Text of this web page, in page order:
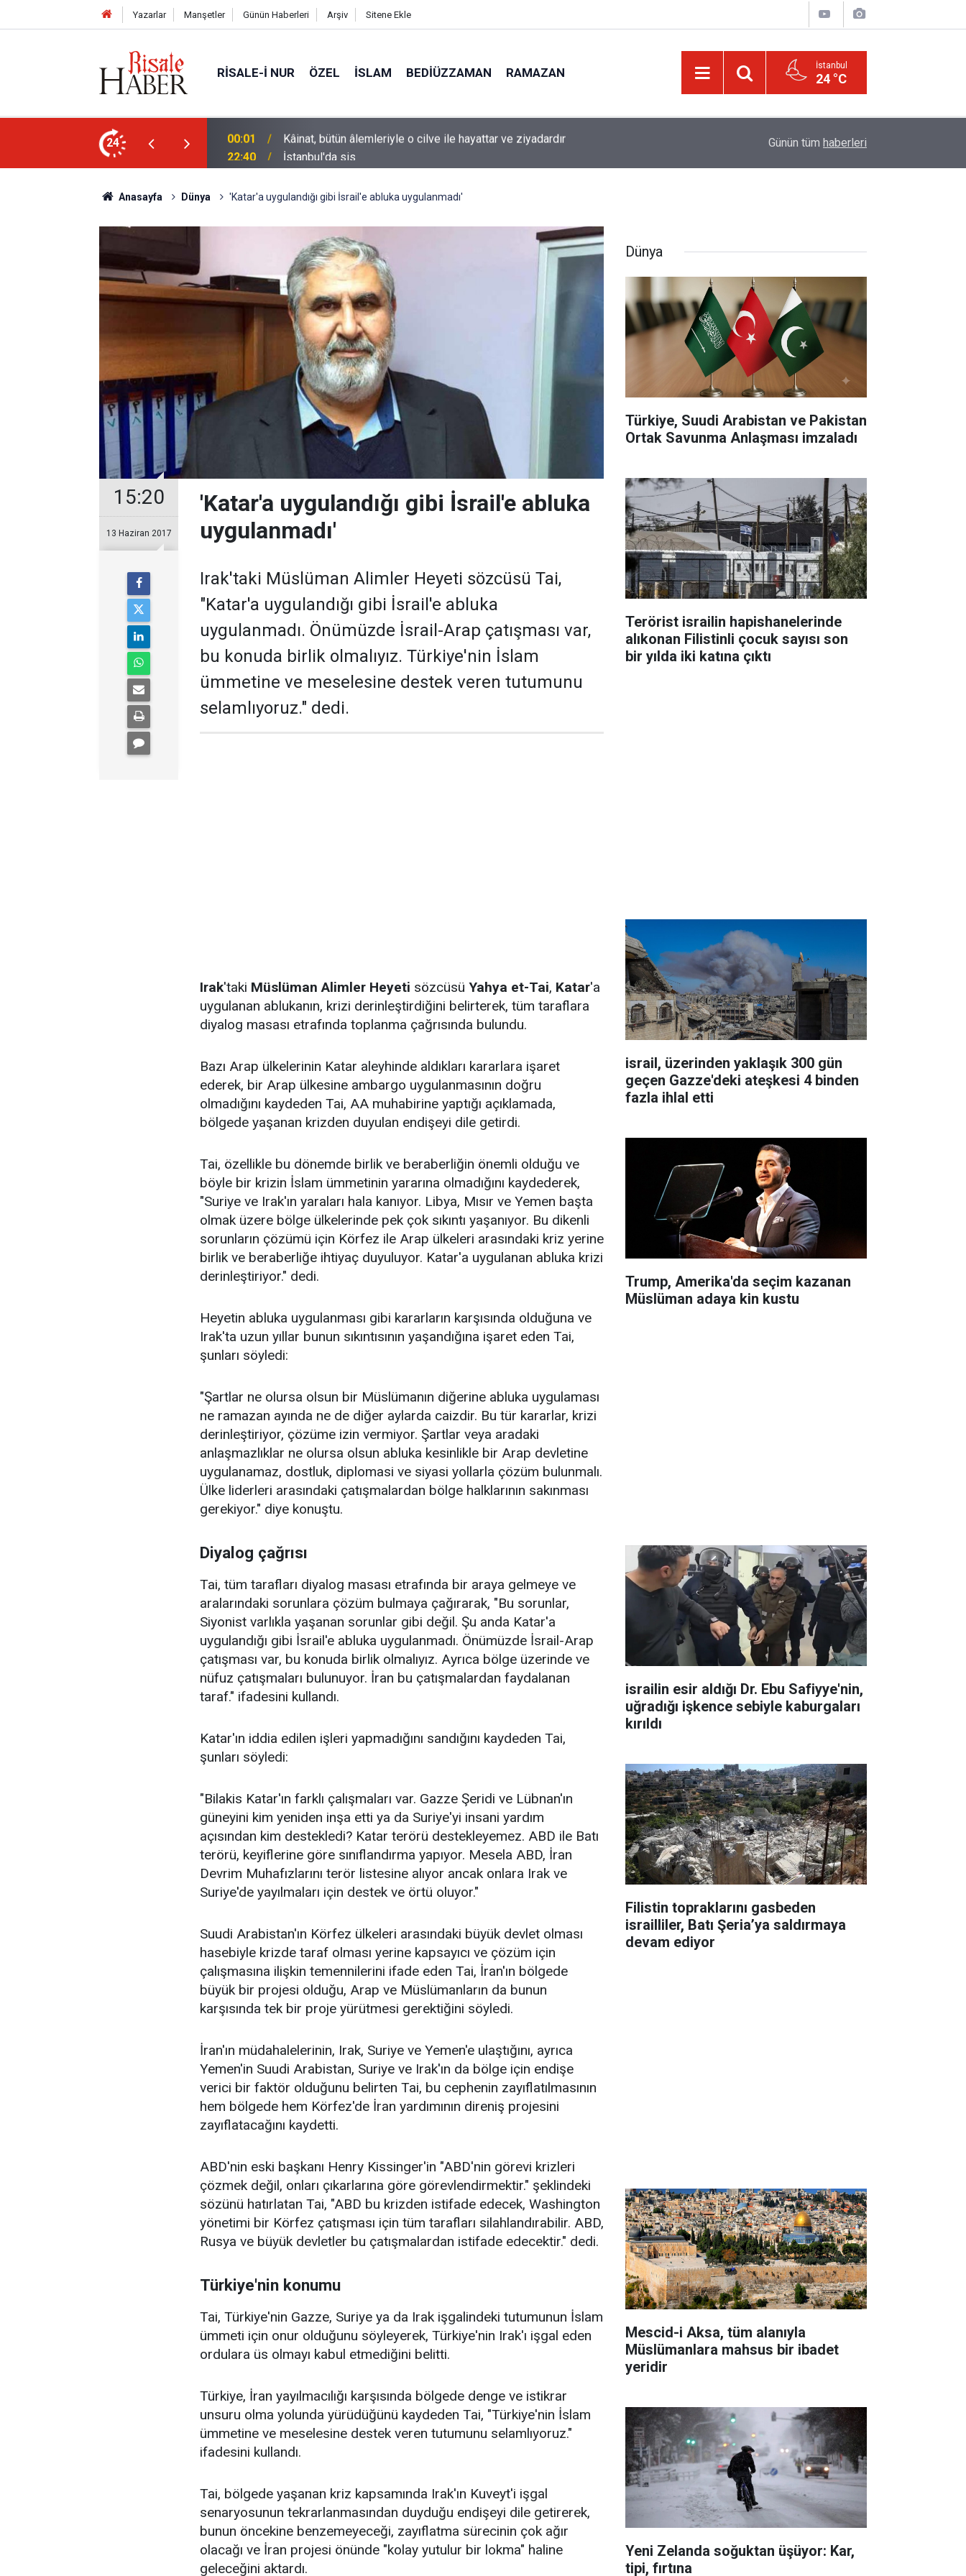
Yazarlar Manşetler Günün Haberleri Arşiv Sitene Ekle
RISALE-I NUR ÖZEL İSLAM BEDIÜZZAMAN RAMAZAN İstanbul
24 °C
24
hayattar ve ziyadardır 22:40 İstanbul'da sis Biyoloji profesörünün parmağının ucunda niçin
Günün tüm haberleri
Anasayfa Dünya 'Katar'a uygulandığı gibi İsrail'e abluka uygulanmadı'
15:20
13 Haziran 2017
'Katar'a uygulandığı gibi İsrail'e abluka
uygulanmadı'
Irak'taki Müslüman Alimler Heyeti sözcüsü Tai,
"Katar'a uygulandığı gibi İsrail'e abluka
uygulanmadı. Önümüzde İsrail-Arap çatışması var,
bu konuda birlik olmalıyız. Türkiye'nin İslam
ümmetine ve meselesine destek veren tutumunu
selamlıyoruz." dedi.
Irak'taki Müslüman Alimler Heyeti sözcüsü Yahya et-Tai, Katar'a
uygulanan ablukanın, krizi derinleştirdiğini belirterek, tüm taraflara
diyalog masası etrafında toplanma çağrısında bulundu.
Bazı Arap ülkelerinin Katar aleyhinde aldıkları kararlara işaret
ederek, bir Arap ülkesine ambargo uygulanmasının doğru
olmadığını kaydeden Tai, AA muhabirine yaptığı açıklamada,
bölgede yaşanan krizden duyulan endişeyi dile getirdi.
Tai, özellikle bu dönemde birlik ve beraberliğin önemli olduğu ve
böyle bir krizin İslam ümmetinin yararına olmadığını kaydederek,
"Suriye ve Irak'ın yaraları hala kanıyor. Libya, Mısır ve Yemen başta
olmak üzere bölge ülkelerinde pek çok sıkıntı yaşanıyor. Bu dikenli
sorunların çözümü için Körfez ile Arap ülkeleri arasındaki kriz yerine
birlik ve beraberliğe ihtiyaç duyuluyor. Katar'a uygulanan abluka krizi
derinleştiriyor." dedi.
Heyetin abluka uygulanması gibi kararların karşısında olduğuna ve
Irak'ta uzun yıllar bunun sıkıntısının yaşandığına işaret eden Tai,
şunları söyledi:
"Şartlar ne olursa olsun bir Müslümanın diğerine abluka uygulaması
ne ramazan ayında ne de diğer aylarda caizdir. Bu tür kararlar, krizi
derinleştiriyor, çözüme izin vermiyor. Şartlar veya aradaki
anlaşmazlıklar ne olursa olsun abluka kesinlikle bir Arap devletine
uygulanamaz, dostluk, diplomasi ve siyasi yollarla çözüm bulunmalı.
Ülke liderleri arasındaki çatışmalardan bölge halklarının sakınması
gerekiyor." diye konuştu.
Diyalog çağrısı
Tai, tüm tarafları diyalog masası etrafında bir araya gelmeye ve
aralarındaki sorunlara çözüm bulmaya çağırarak, "Bu sorunlar,
Siyonist varlıkla yaşanan sorunlar gibi değil. Şu anda Katar'a
uygulandığı gibi İsrail'e abluka uygulanmadı. Önümüzde İsrail-Arap
çatışması var, bu konuda birlik olmalıyız. Ayrıca bölge üzerinde ve
nüfuz çatışmaları bulunuyor. İran bu çatışmalardan faydalanan
taraf." ifadesini kullandı.
Katar'ın iddia edilen işleri yapmadığını sandığını kaydeden Tai,
şunları söyledi:
"Bilakis Katar'ın farklı çalışmaları var. Gazze Şeridi ve Lübnan'ın
güneyini kim yeniden inşa etti ya da Suriye'yi insani yardım
açısından kim destekledi? Katar terörü destekleyemez. ABD ile Batı
terörü, keyiflerine göre sınıflandırma yapıyor. Mesela ABD, İran
Devrim Muhafızlarını terör listesine alıyor ancak onlara Irak ve
Suriye'de yayılmaları için destek ve örtü oluyor."
Suudi Arabistan'ın Körfez ülkeleri arasındaki büyük devlet olması
hasebiyle krizde taraf olması yerine kapsayıcı ve çözüm için
çalışmasına ilişkin temennilerini ifade eden Tai, İran'ın bölgede
büyük bir projesi olduğu, Arap ve Müslümanların da bunun
karşısında tek bir proje yürütmesi gerektiğini söyledi.
İran'ın müdahalelerinin, Irak, Suriye ve Yemen'e ulaştığını, ayrıca
Yemen'in Suudi Arabistan, Suriye ve Irak'ın da bölge için endişe
verici bir faktör olduğunu belirten Tai, bu cephenin zayıflatılmasının
hem bölgede hem Körfez'de İran yardımının direniş projesini
zayıflatacağını kaydetti.
ABD'nin eski başkanı Henry Kissinger'in "ABD'nin görevi krizleri
çözmek değil, onları çıkarlarına göre görevlendirmektir." şeklindeki
sözünü hatırlatan Tai, "ABD bu krizden istifade edecek, Washington
yönetimi bir Körfez çatışması için tüm tarafları silahlandırabilir. ABD,
Rusya ve büyük devletler bu çatışmalardan istifade edecektir." dedi.
Türkiye'nin konumu
Tai, Türkiye'nin Gazze, Suriye ya da Irak işgalindeki tutumunun İslam
ümmeti için onur olduğunu söyleyerek, Türkiye'nin Irak'ı işgal eden
ordulara üs olmayı kabul etmediğini belitti.
Türkiye, İran yayılmacılığı karşısında bölgede denge ve istikrar
unsuru olma yolunda yürüdüğünü kaydeden Tai, "Türkiye'nin İslam
ümmetine ve meselesine destek veren tutumunu selamlıyoruz."
ifadesini kullandı.
Tai, bölgede yaşanan kriz kapsamında Irak'ın Kuveyt'i işgal
senaryosunun tekrarlanmasından duyduğu endişeyi dile getirerek,
bunun öncekine benzemeyeceği, zayıflatma sürecinin çok ağır
olacağı ve İran projesi önünde "kolay yutulur bir lokma" haline
geleceğini aktardı.
Dünya
Türkiye, Suudi Arabistan ve Pakistan
Ortak Savunma Anlaşması imzaladı
Terörist israilin hapishanelerinde
alıkonan Filistinli çocuk sayısı son
bir yılda iki katına çıktı
israil, üzerinden yaklaşık 300 gün
geçen Gazze'deki ateşkesi 4 binden
fazla ihlal etti
Trump, Amerika'da seçim kazanan
Müslüman adaya kin kustu
israilin esir aldığı Dr. Ebu Safiyye'nin,
uğradığı işkence sebiyle kaburgaları
kırıldı
Filistin topraklarını gasbeden
israilliler, Batı Şeria’ya saldırmaya
devam ediyor
Mescid-i Aksa, tüm alanıyla
Müslümanlara mahsus bir ibadet
yeridir
Yeni Zelanda soğuktan üşüyor: Kar,
tipi, fırtına